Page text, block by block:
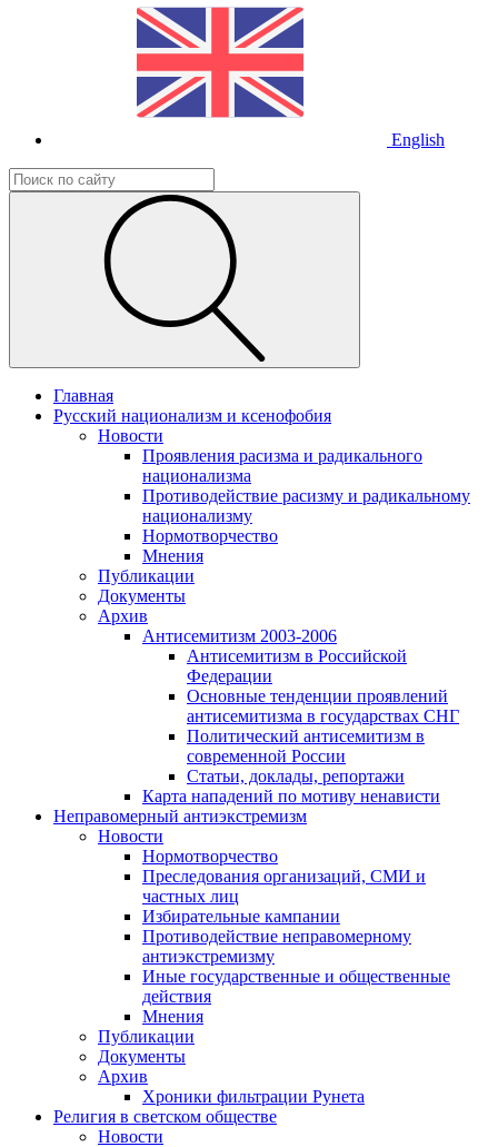
English
Главная
Русский национализм и ксенофобия
Новости
Проявления расизма и радикального
национализма
Противодействие расизму и радикальному
национализму
Нормотворчество
Мнения
Публикации
Документы
Архив
Антисемитизм 2003-2006
Антисемитизм в Российской
Федерации
Основные тенденции проявлений
антисемитизма в государствах СНГ
Политический антисемитизм в
современной России
Статьи, доклады, репортажи
Карта нападений по мотиву ненависти
Неправомерный антиэкстремизм
Новости
Нормотворчество
Преследования организаций, СМИ и
частных лиц
Избирательные кампании
Противодействие неправомерному
антиэкстремизму
Иные государственные и общественные
действия
Мнения
Публикации
Документы
Архив
Хроники фильтрации Рунета
Религия в светском обществе
Новости